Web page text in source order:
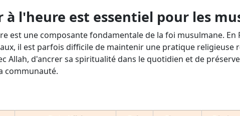
l'heure est essentiel pour les
est une composante fondamentale de la foi musulmane.
il est parfois difficile de maintenir une pratique
Allah, d'ancrer sa spiritualité dans le quotidien et de
communauté.